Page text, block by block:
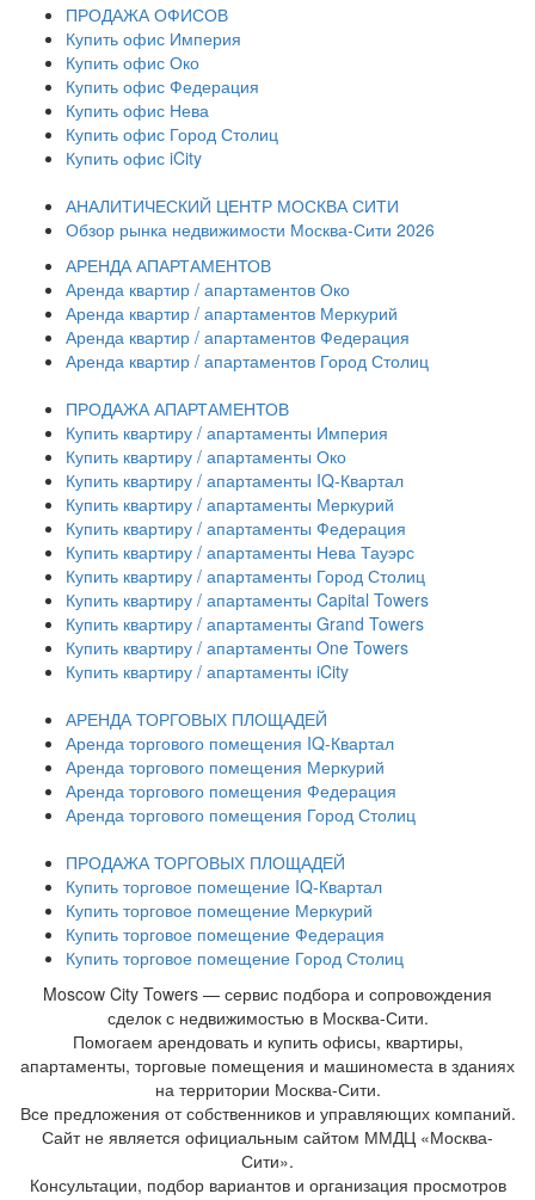
ПРОДАЖА ОФИСОВ
Купить офис Империя
Купить офис Око
Купить офис Федерация
Купить офис Нева
Купить офис Город Столиц
Купить офис iCity
АНАЛИТИЧЕСКИЙ ЦЕНТР МОСКВА СИТИ
Обзор рынка недвижимости Москва-Сити 2026
АРЕНДА АПАРТАМЕНТОВ
Аренда квартир / апартаментов Око
Аренда квартир / апартаментов Меркурий
Аренда квартир / апартаментов Федерация
Аренда квартир / апартаментов Город Столиц
ПРОДАЖА АПАРТАМЕНТОВ
Купить квартиру / апартаменты Империя
Купить квартиру / апартаменты Око
Купить квартиру / апартаменты IQ-Квартал
Купить квартиру / апартаменты Меркурий
Купить квартиру / апартаменты Федерация
Купить квартиру / апартаменты Нева Тауэрс
Купить квартиру / апартаменты Город Столиц
Купить квартиру / апартаменты Capital Towers
Купить квартиру / апартаменты Grand Towers
Купить квартиру / апартаменты One Towers
Купить квартиру / апартаменты iCity
АРЕНДА ТОРГОВЫХ ПЛОЩАДЕЙ
Аренда торгового помещения IQ-Квартал
Аренда торгового помещения Меркурий
Аренда торгового помещения Федерация
Аренда торгового помещения Город Столиц
ПРОДАЖА ТОРГОВЫХ ПЛОЩАДЕЙ
Купить торговое помещение IQ-Квартал
Купить торговое помещение Меркурий
Купить торговое помещение Федерация
Купить торговое помещение Город Столиц
Moscow City Towers — сервис подбора и сопровождения
сделок с недвижимостью в Москва-Сити.
Помогаем арендовать и купить офисы, квартиры,
апартаменты, торговые помещения и машиноместа в зданиях
на территории Москва-Сити.
Все предложения от собственников и управляющих компаний.
Сайт не является официальным сайтом ММДЦ «Москва-
Сити».
Консультации, подбор вариантов и организация просмотров